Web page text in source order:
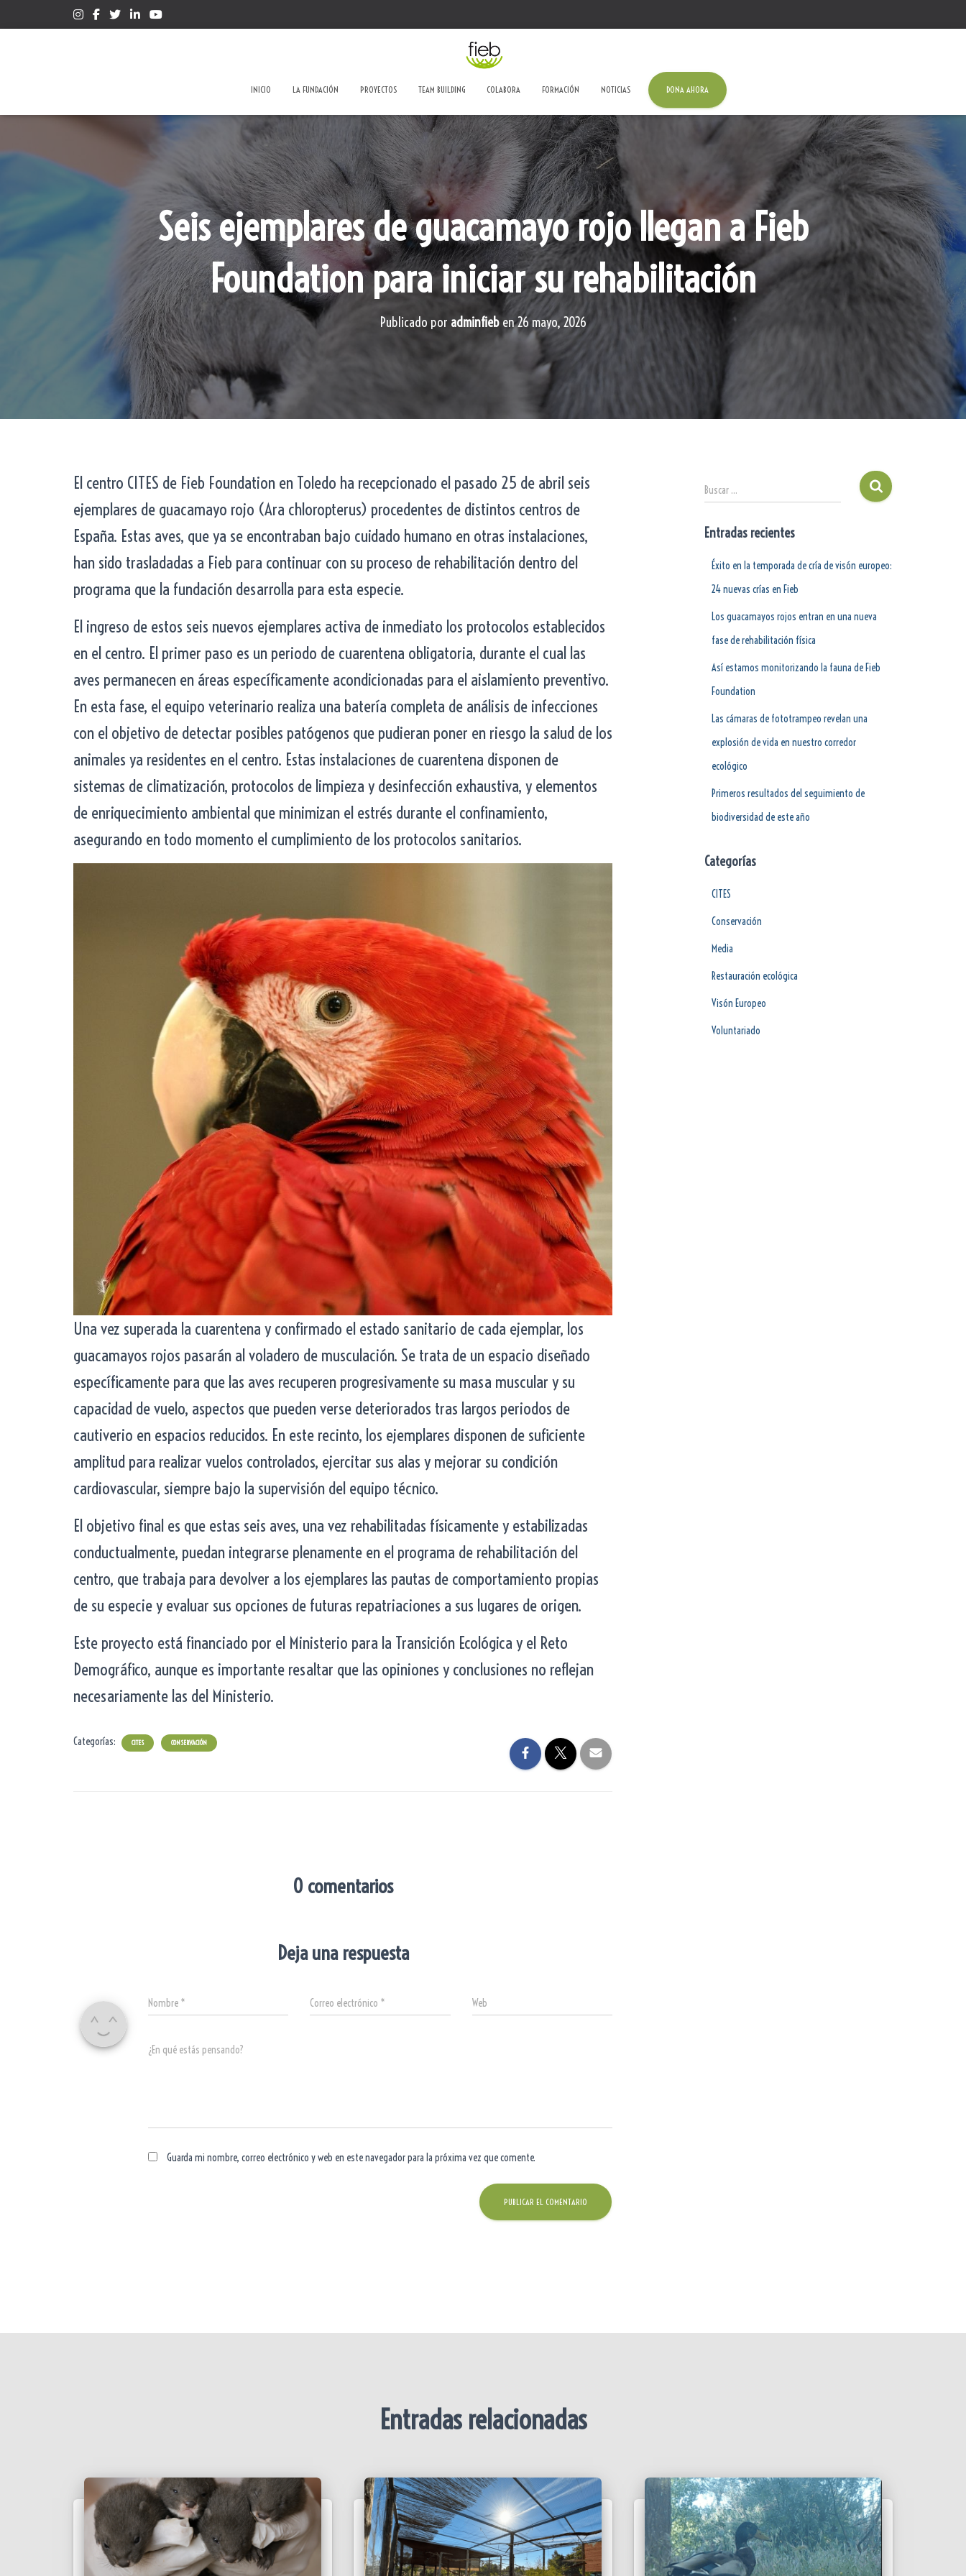
INICIO LA FUNDACIÓN PROYECTOS TEAM BUILDING COLABORA FORMACIÓN NOTICIAS DONA AHORA
Seis ejemplares de guacamayo rojo llegan a Fieb
Foundation para iniciar su rehabilitación
Publicado por adminfieben26 mayo, 2026
El centro CITES de Fieb Foundation en Toledo ha recepcionado el pasado 25 de abril seis
ejemplares de guacamayo rojo (Ara chloropterus) procedentes de distintos centros de
España. Estas aves, que ya se encontraban bajo cuidado humano en otras instalaciones,
han sido trasladadas a Fieb para continuar con su proceso de rehabilitación dentro del
programa que la fundación desarrolla para esta especie.
El ingreso de estos seis nuevos ejemplares activa de inmediato los protocolos establecidos
en el centro. El primer paso es un periodo de cuarentena obligatoria, durante el cual las
aves permanecen en áreas específicamente acondicionadas para el aislamiento preventivo.
En esta fase, el equipo veterinario realiza una batería completa de análisis de infecciones
con el objetivo de detectar posibles patógenos que pudieran poner en riesgo la salud de los
animales ya residentes en el centro. Estas instalaciones de cuarentena disponen de
sistemas de climatización, protocolos de limpieza y desinfección exhaustiva, y elementos
de enriquecimiento ambiental que minimizan el estrés durante el confinamiento,
asegurando en todo momento el cumplimiento de los protocolos sanitarios.
Una vez superada la cuarentena y confirmado el estado sanitario de cada ejemplar, los
guacamayos rojos pasarán al voladero de musculación. Se trata de un espacio diseñado
específicamente para que las aves recuperen progresivamente su masa muscular y su
capacidad de vuelo, aspectos que pueden verse deteriorados tras largos periodos de
cautiverio en espacios reducidos. En este recinto, los ejemplares disponen de suficiente
amplitud para realizar vuelos controlados, ejercitar sus alas y mejorar su condición
cardiovascular, siempre bajo la supervisión del equipo técnico.
El objetivo final es que estas seis aves, una vez rehabilitadas físicamente y estabilizadas
conductualmente, puedan integrarse plenamente en el programa de rehabilitación del
centro, que trabaja para devolver a los ejemplares las pautas de comportamiento propias
de su especie y evaluar sus opciones de futuras repatriaciones a sus lugares de origen.
Este proyecto está financiado por el Ministerio para la Transición Ecológica y el Reto
Demográfico, aunque es importante resaltar que las opiniones y conclusiones no reflejan
necesariamente las del Ministerio.
Categorías: CITES CONSERVACIÓN
0 comentarios
Deja una respuesta
Nombre * Correo electrónico * Web
¿En qué estás pensando?
Guarda mi nombre, correo electrónico y web en este navegador para la próxima vez que comente.
Buscar …
Entradas recientes
Éxito en la temporada de cría de visón europeo:
24 nuevas crías en Fieb
Los guacamayos rojos entran en una nueva
fase de rehabilitación física
Así estamos monitorizando la fauna de Fieb
Foundation
Las cámaras de fototrampeo revelan una
explosión de vida en nuestro corredor
ecológico
Primeros resultados del seguimiento de
biodiversidad de este año
Categorías
CITES
Conservación
Media
Restauración ecológica
Visón Europeo
Voluntariado
Entradas relacionadas